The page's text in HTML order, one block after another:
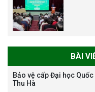
BÀI
Bảo vệ cấp Đại học
Thu Hà